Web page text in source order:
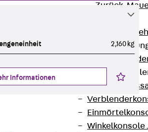
Zurück
Zurück
Winkelkonsole
2,160 kg
Informationen